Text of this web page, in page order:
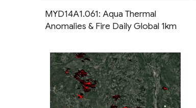
MYD14A1.061: Aqua Thermal
Anomalies & Fire Daily Global 1km